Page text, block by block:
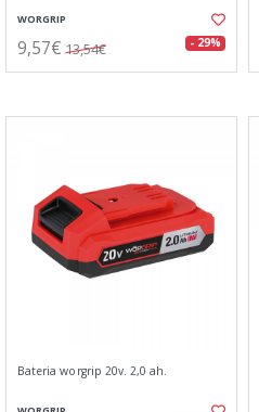
WORGRIP
9,57€ 13,54€ - 29%
Bateria worgrip 20v. 2,0 ah.